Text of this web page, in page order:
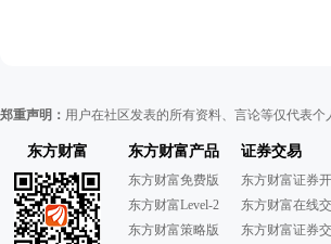
郑重声明： 用户在社区发表的所有资料、言论等仅代表
东方财富 东方财富产品
东方财富免费版
东方财富Level-2
东方财富策略版
证券交易
东方财富证券
东方财富在线
东方财富证券